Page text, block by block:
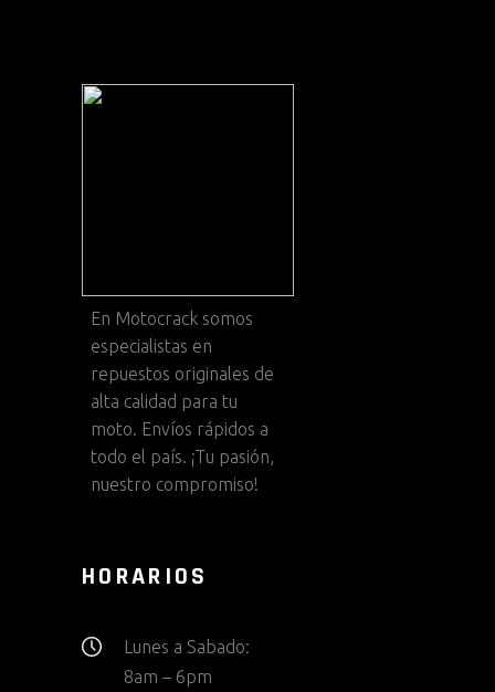
En Motocrack somos
especialistas en
repuestos originales de
alta calidad para tu
moto. Envíos rápidos a
todo el país. ¡Tu pasión,
nuestro compromiso!
HORARIOS
Lunes a Sabado:
8am – 6pm